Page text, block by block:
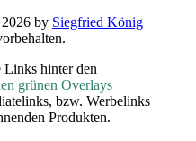
by Siegfried König
Links hinter den
grünen Overlays
bzw. Werbelinks
Produkten.